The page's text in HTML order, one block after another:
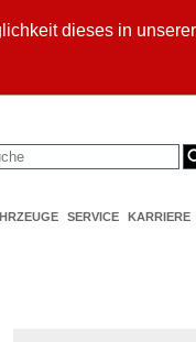
dieses in unserer
SERVICE KARRIERE